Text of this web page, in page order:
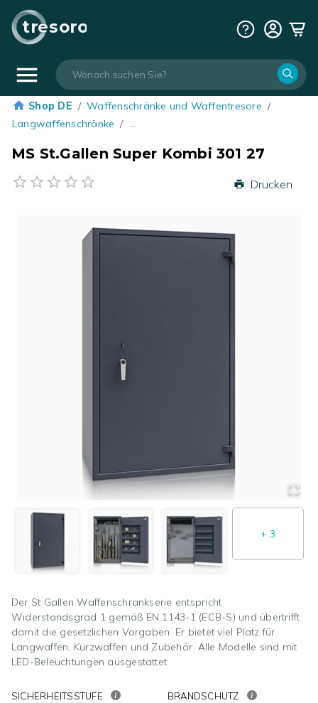
tresoro
Shop DE / Waffenschränke und Waffentresore /
Langwaffenschränke / …
MS St.Gallen Super Kombi 301 27
Drucken
+ 3
Der St Gallen Waffenschrankserie entspricht
Widerstandsgrad 1 gemäß EN 1143-1 (ECB-S) und übertrifft
damit die gesetzlichen Vorgaben. Er bietet viel Platz für
Langwaffen, Kurzwaffen und Zubehör. Alle Modelle sind mit
LED-Beleuchtungen ausgestattet
SICHERHEITSSTUFE
BRANDSCHUTZ